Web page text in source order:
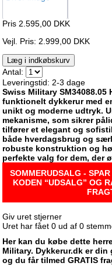
Pris 2.595,00 DKK
Vejl. Pris: 2.999,00 DKK
Læg i indkøbskurv
Antal:
Leveringstid: 2-3 dage
Swiss Military
funktionelt dykkerur med
unikt og moderne udtryk.
mekanisme, som sikrer
tilfører et elegant og
både hverdagsbrug og
robuste konstruktion og
perfekte valg for dem, der
SOMMERUDSALG -
KODEN “UDSALG” OG
Giv uret stjerner
Uret har fået 0 ud af 0
Her kan du købe dette
Military. Dykkerur.dk er
og du får tilmed GRATIS